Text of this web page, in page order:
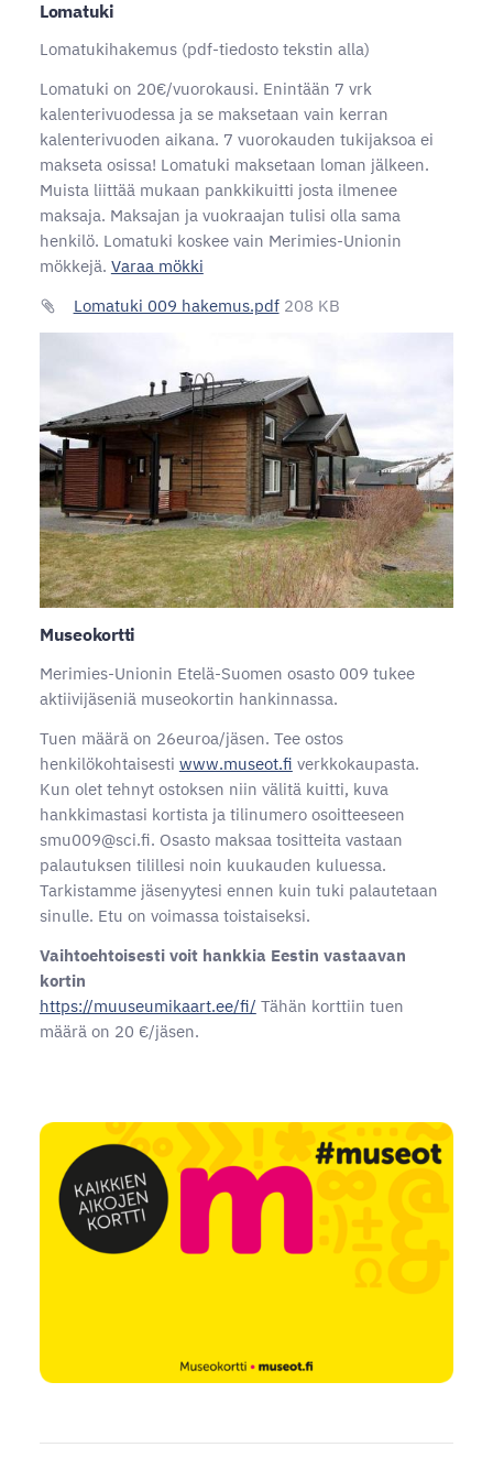
Lomatuki
Lomatukihakemus (pdf-tiedosto tekstin alla)
Lomatuki on 20€/vuorokausi. Enintään 7 vrk
kalenterivuodessa ja se maksetaan vain kerran
kalenterivuoden aikana. 7 vuorokauden tukijaksoa ei
makseta osissa! Lomatuki maksetaan loman jälkeen.
Muista liittää mukaan pankkikuitti josta ilmenee
maksaja. Maksajan ja vuokraajan tulisi olla sama
henkilö. Lomatuki koskee vain Merimies-Unionin
mökkejä. Varaa mökki
Lomatuki 009 hakemus.pdf 208 KB
Museokortti
Merimies-Unionin Etelä-Suomen osasto 009 tukee
aktiivijäseniä museokortin hankinnassa.
Tuen määrä on 26euroa/jäsen. Tee ostos
henkilökohtaisesti www.museot.fi verkkokaupasta.
Kun olet tehnyt ostoksen niin välitä kuitti, kuva
hankkimastasi kortista ja tilinumero osoitteeseen
smu009@sci.fi. Osasto maksaa tositteita vastaan
palautuksen tilillesi noin kuukauden kuluessa.
Tarkistamme jäsenyytesi ennen kuin tuki palautetaan
sinulle. Etu on voimassa toistaiseksi.
Vaihtoehtoisesti voit hankkia Eestin vastaavan
kortin
https://muuseumikaart.ee/fi/ Tähän korttiin tuen
määrä on 20 €/jäsen.